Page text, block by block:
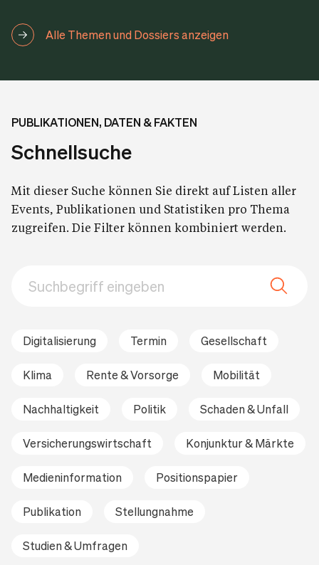
Alle Themen und Dossiers anzeigen
PUBLIKATIONEN, DATEN & FAKTEN
Schnellsuche
Mit dieser Suche können Sie direkt auf Listen aller
Events, Publikationen und Statistiken pro Thema
zugreifen. Die Filter können kombiniert werden.
Digitalisierung Termin Gesellschaft
Klima Rente & Vorsorge Mobilität
Nachhaltigkeit Politik Schaden & Unfall
Versicherungswirtschaft Konjunktur & Märkte
Medieninformation Positionspapier
Publikation Stellungnahme
Studien & Umfragen